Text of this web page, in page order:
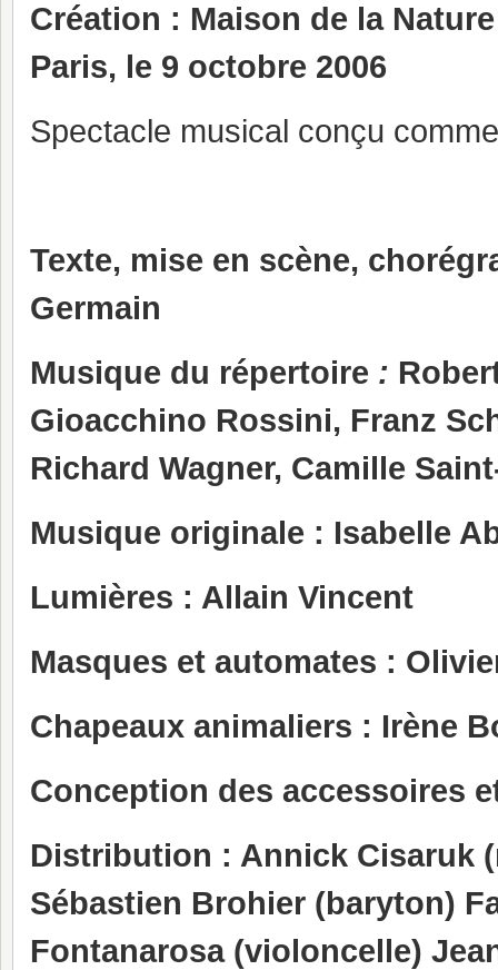
Création : Maison de la
Paris, le 9 octobre 2006
Spectacle musical conçu
Texte, mise en scène,
Germain
Musique du répertoire :
Gioacchino Rossini, Franz
Richard Wagner, Camille
Musique originale : Isabelle
Lumières : Allain Vincent
Masques et automates :
Chapeaux animaliers : Irène
Conception des accessoires
Distribution : Annick Cisaruk
Sébastien Brohier (baryton)
Fontanarosa (violoncelle)